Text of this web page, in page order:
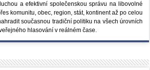
a efektivní společenskou správu na libovolné
komunitu, obec, region, stát, kontinent až po celou
současnou tradiční politiku na všech úrovních
hlasování v reálném čase.